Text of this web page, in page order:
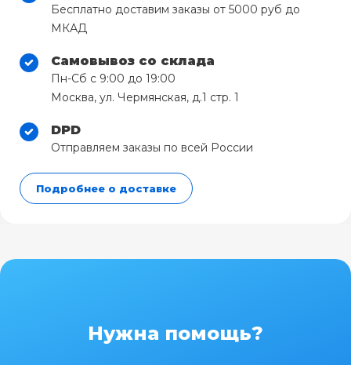
Бесплатно доставим заказы от 5000 руб до
МКАД
Самовывоз со склада
Пн-Сб с 9:00 до 19:00
Москва, ул. Чермянская, д.1 стр. 1
DPD
Отправляем заказы по всей России
Подробнее о доставке
Нужна помощь?